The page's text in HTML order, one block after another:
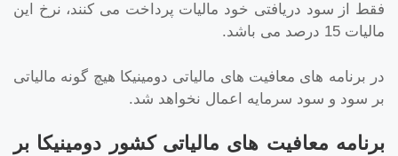
فقط از سود دریافتی خود مالیات پرداخت می کنند، نرخ این
مالیات 15 درصد می باشد.
در برنامه های معافیت های مالیاتی دومینیکا هیچ گونه مالیاتی
بر سود و سود سرمایه اعمال نخواهد شد.
برنامه معافیت های مالیاتی کشور دومینیکا بر